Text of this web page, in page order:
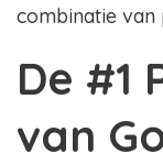
combinatie van
De #1
van